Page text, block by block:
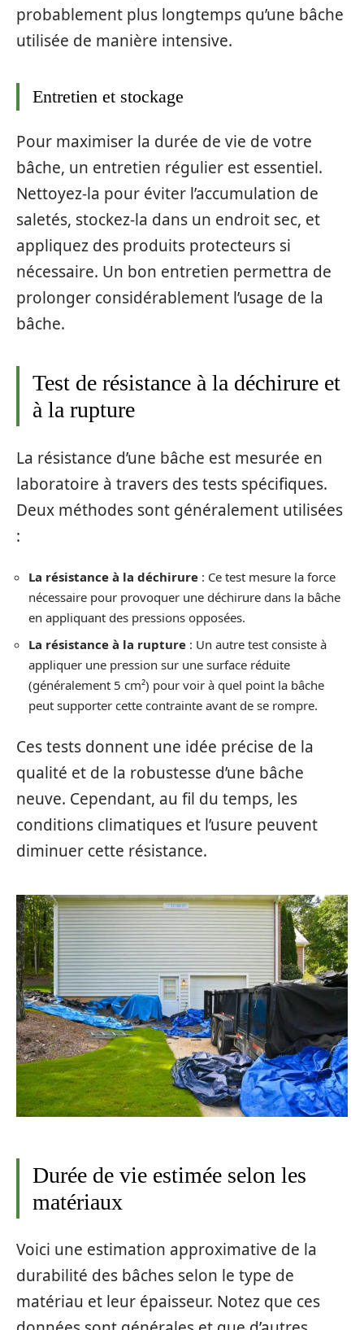
probablement plus longtemps qu’une bâche
utilisée de manière intensive.
Entretien et stockage
Pour maximiser la durée de vie de votre
bâche, un entretien régulier est essentiel.
Nettoyez-la pour éviter l’accumulation de
saletés, stockez-la dans un endroit sec, et
appliquez des produits protecteurs si
nécessaire. Un bon entretien permettra de
prolonger considérablement l’usage de la
bâche.
Test de résistance à la déchirure et
à la rupture
La résistance d’une bâche est mesurée en
laboratoire à travers des tests spécifiques.
Deux méthodes sont généralement utilisées
:
La résistance à la déchirure : Ce test mesure la force
nécessaire pour provoquer une déchirure dans la bâche
en appliquant des pressions opposées.
La résistance à la rupture : Un autre test consiste à
appliquer une pression sur une surface réduite
(généralement 5 cm²) pour voir à quel point la bâche
peut supporter cette contrainte avant de se rompre.
Ces tests donnent une idée précise de la
qualité et de la robustesse d’une bâche
neuve. Cependant, au fil du temps, les
conditions climatiques et l’usure peuvent
diminuer cette résistance.
Durée de vie estimée selon les
matériaux
Voici une estimation approximative de la
durabilité des bâches selon le type de
matériau et leur épaisseur. Notez que ces